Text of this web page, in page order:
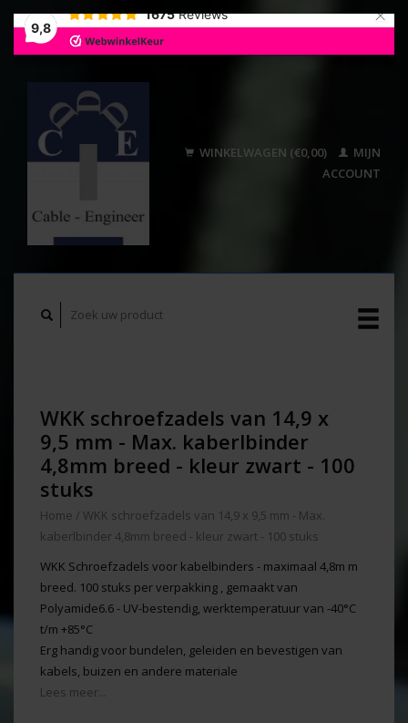
9,8
1675 Reviews ×
WINKELWAGEN (€0,00)
MIJN
ACCOUNT
WKK schroefzadels van 14,9 x
9,5 mm - Max. kaberlbinder
4,8mm breed - kleur zwart - 100
stuks
Home / WKK schroefzadels van 14,9 x 9,5 mm - Max.
kaberlbinder 4,8mm breed - kleur zwart - 100 stuks
WKK Schroefzadels voor kabelbinders - maximaal 4,8m m
breed. 100 stuks per verpakking , gemaakt van
Polyamide6.6 - UV-bestendig, werktemperatuur van -40°C
t/m +85°C
Erg handig voor bundelen, geleiden en bevestigen van
kabels, buizen en andere materiale
Lees meer...